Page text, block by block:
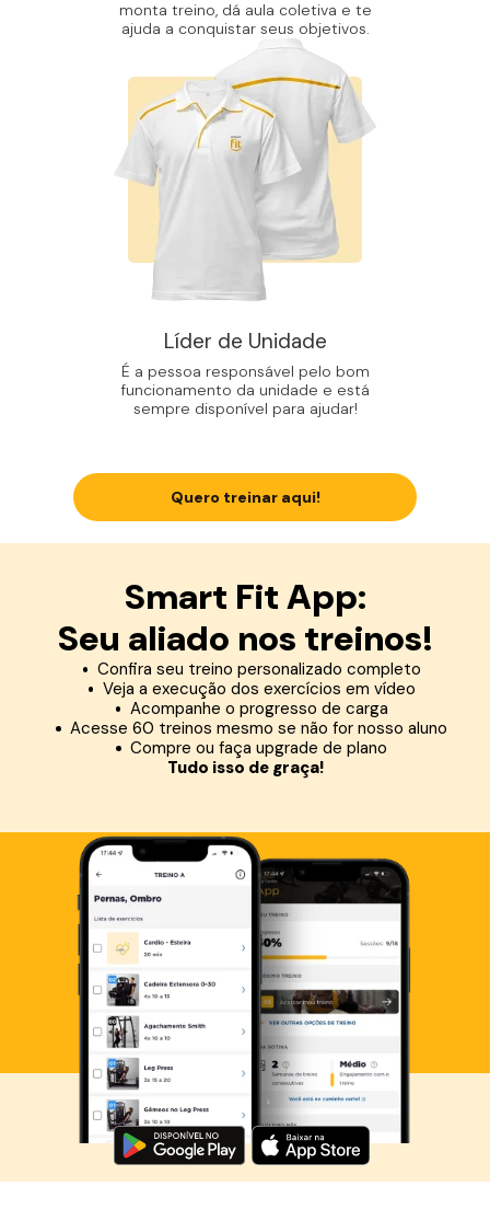
monta treino, dá aula coletiva e te
ajuda a conquistar seus objetivos.
Líder de Unidade
É a pessoa responsável pelo bom
funcionamento da unidade e está
sempre disponível para ajudar!
Quero treinar aqui!
Smart Fit App:
Seu aliado nos treinos!
Confira seu treino personalizado completo
Veja a execução dos exercícios em vídeo
Acompanhe o progresso de carga
Acesse 60 treinos mesmo se não for nosso aluno
Compre ou faça upgrade de plano
Tudo isso de graça!
Baixe agora o Smart Fit App